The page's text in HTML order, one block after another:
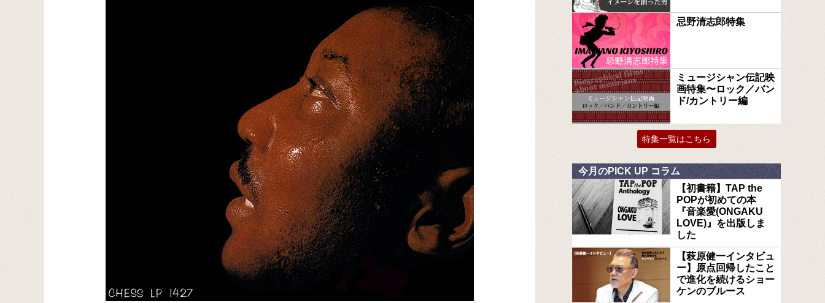
忌野清志郎特集
ミュージシャン伝記映
画特集〜ロック／バン
ド/カントリー編
特集一覧はこちら
今月のPICK UP コラム
【初書籍】TAP the
POPが初めての本
『音楽愛(ONGAKU
LOVE)』を出版しま
した
【萩原健一インタビュ
ー】原点回帰したこと
で進化を続けるショー
ケンのブルース